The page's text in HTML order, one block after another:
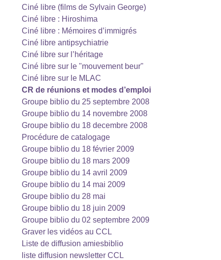
Ciné libre (films de Sylvain George)
Ciné libre : Hiroshima
Ciné libre : Mémoires d’immigrés
Ciné libre antipsychiatrie
Ciné libre sur l’héritage
Ciné libre sur le "mouvement beur"
Ciné libre sur le MLAC
CR de réunions et modes d’emploi
Groupe biblio du 25 septembre 2008
Groupe biblio du 14 novembre 2008
Groupe biblio du 18 decembre 2008
Procédure de catalogage
Groupe biblio du 18 février 2009
Groupe biblio du 18 mars 2009
Groupe biblio du 14 avril 2009
Groupe biblio du 14 mai 2009
Groupe biblio du 28 mai
Groupe biblio du 18 juin 2009
Groupe biblio du 02 septembre 2009
Graver les vidéos au CCL
Liste de diffusion amiesbiblio
liste diffusion newsletter CCL